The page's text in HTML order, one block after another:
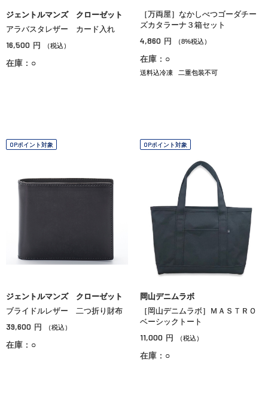
ジェントルマンズ クローゼット
アラバスタレザー カード入れ
16,500 円 （税込）
在庫：○
［万両屋］なかしべつゴーダチー
ズカタラーナ３箱セット
4,860 円 （8%税込）
在庫：○
送料込冷凍 二重包装不可
OPポイント対象
ジェントルマンズ クローゼット
ブライドルレザー 二つ折り財布
39,600 円 （税込）
在庫：○
OPポイント対象
岡山デニムラボ
［岡山デニムラボ］ＭＡＳＴＲＯ
ベーシックトート
11,000 円 （税込）
在庫：○